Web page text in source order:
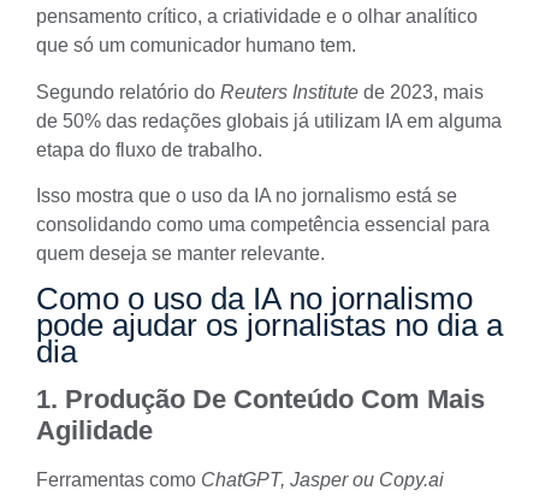
pensamento crítico, a criatividade e o olhar analítico
que só um comunicador humano tem.
Segundo relatório do Reuters Institute de 2023, mais
de 50% das redações globais já utilizam IA em alguma
etapa do fluxo de trabalho.
Isso mostra que o uso da IA no jornalismo está se
consolidando como uma competência essencial para
quem deseja se manter relevante.
Como o uso da IA no jornalismo
pode ajudar os jornalistas no dia a
dia
1. Produção De Conteúdo Com Mais
Agilidade
Ferramentas como ChatGPT, Jasperou Copy.ai